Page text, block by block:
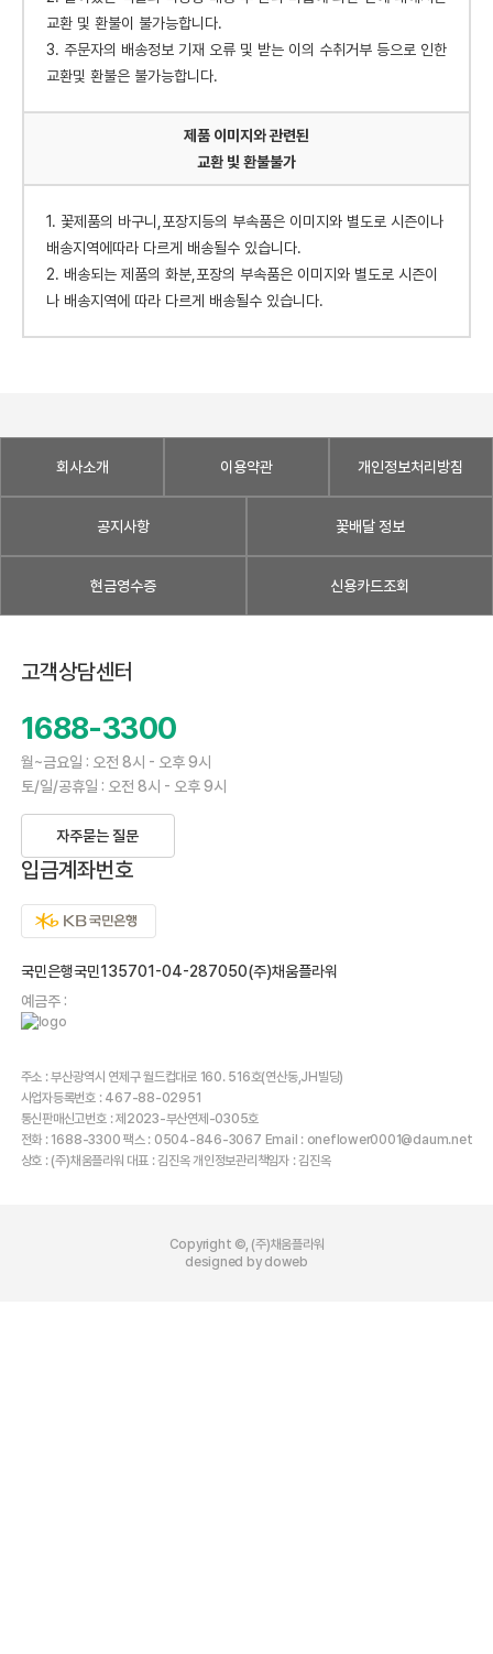
교환 및 환불이 불가능합니다.
3. 주문자의 배송정보 기재 오류 및 받는 이의 수취거부 등으로 인한
교환및 환불은 불가능합니다.
제품 이미지와 관련된
교환 빛 환불불가
1. 꽃제품의 바구니,포장지등의 부속품은 이미지와 별도로 시즌이나
배송지역에따라 다르게 배송될수 있습니다.
2. 배송되는 제품의 화분,포장의 부속품은 이미지와 별도로 시즌이
나 배송지역에 따라 다르게 배송될수 있습니다.
회사소개 이용약관 개인정보처리방침
공지사항 꽃배달 정보
현금영수증 신용카드조회
고객상담센터
1688-3300
월~금요일 : 오전 8시 - 오후 9시
토/일/공휴일 : 오전 8시 - 오후 9시
자주묻는 질문
입금계좌번호
국민은행국민135701-04-287050(주)채움플라워
예금주 :
주소 : 부산광역시 연제구 월드컵대로 160. 516호(연산동,JH빌딩)
사업자등록번호 : 467-88-02951
통신판매신고번호 : 제2023-부산연제-0305호
전화 : 1688-3300 팩스 : 0504-846-3067 Email : oneflower0001@daum.net
상호 : (주)채움플라워 대표 : 김진옥 개인정보관리책임자 : 김진옥
Copyright ©, (주)채움플라워
designed by doweb